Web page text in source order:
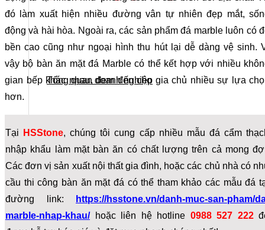
Tổng quan doanh nghiệp
đó làm xuất hiện nhiều đường vân tự nhiên đẹp mắt,
động và hài hòa. Ngoài ra, các sản phẩm đá marble luôn có
bền cao cũng như ngoại hình thu hút lại dễ dàng vệ sinh.
vậy bộ bàn ăn mặt đá Marble có thể kết hợp với nhiều
gian bếp khác nhau, đem đến cho gia chủ nhiều sự lựa
hơn.
Tại HSStone, chúng tôi cung cấp nhiều mẫu đá cẩm
nhập khẩu làm mặt bàn ăn có chất lượng trên cả mong
Các đơn vị sản xuất nội thất gia đình, hoặc các chủ nhà có
cầu thi công bàn ăn mặt đá có thể tham khảo các mẫu đá
đường link:
https://hsstone.vn/danh-muc-san-pham/
marble-nhap-khau/hoặc liên hệ hotline 0988 527 222